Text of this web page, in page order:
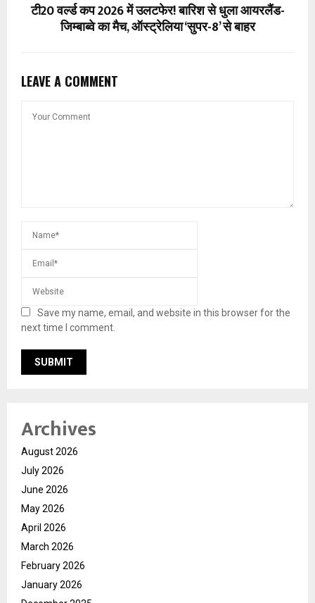
टी20 वर्ल्ड कप 2026 में उलटफेर! बारिश से धुला आयरलैंड-
जिम्बाब्वे का मैच, ऑस्ट्रेलिया ‘सुपर-8’ से बाहर
LEAVE A COMMENT
Save my name, email, and website in this browser for the
next time I comment.
Archives
August 2026
July 2026
June 2026
May 2026
April 2026
March 2026
February 2026
January 2026